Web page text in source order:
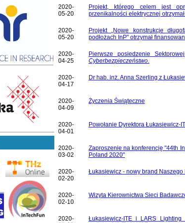
2020-
05-20
Projekt, którego celem jest
przenikalności elektrycznej
2020-
05-20
Projekt „Nowe konstrukcje
podłożach InP" otrzymał
2020-
04-25
Pierwsze posiedzenie
Cyberbezpieczeństwo.
2020-
04-17
Dr hab. inż. Anna Szerling z
2020-
04-09
Życzenia Świąteczne
2020-
04-01
Powołanie Dyrektora Łukasiewicz-
2020-
03-02
Zaproszenie na konferencję "44th
Poland 2020"
2020-
02-20
Łukasiewicz - nowy brand Naszego
2020-
02-10
Wizyta Kierownictwa Sieci
2020-
Łukasiewicz-ITE i LARS